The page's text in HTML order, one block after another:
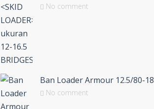
No comment
Ban Loader Armour 12.5/80-18
No comment